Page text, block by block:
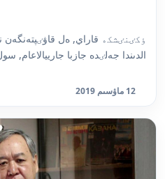
ٶكٸنٸشكە قاراي, ەل قاۋٸپتەنگەن
الدىندا جەلٸدە جازبا جارييالاعام,
12 ماۋسىم 2019